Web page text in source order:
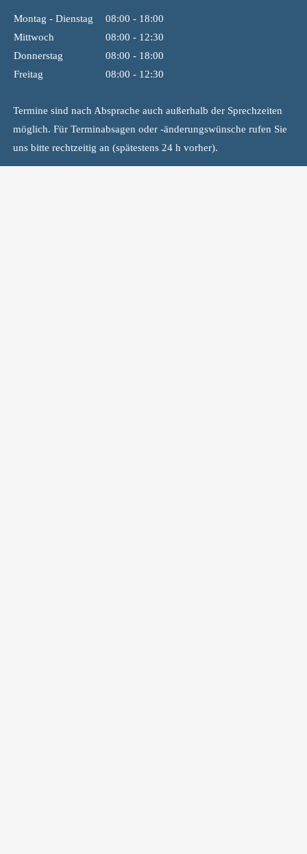
Montag - Dienstag
Mittwoch
Donnerstag
Freitag
08:00 - 18:00
08:00 - 12:30
08:00 - 18:00
08:00 - 12:30
Termine sind nach Absprache auch außerhalb der Sprechzeiten
möglich. Für Terminabsagen oder -änderungswünsche rufen Sie
uns bitte rechtzeitig an (spätestens 24 h vorher).